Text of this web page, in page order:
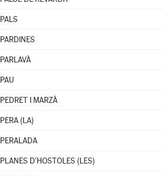
PALS
PARDINES
PARLAVÀ
PAU
PEDRET I MARZÀ
PERA (LA)
PERALADA
PLANES D'HOSTOLES (LES)